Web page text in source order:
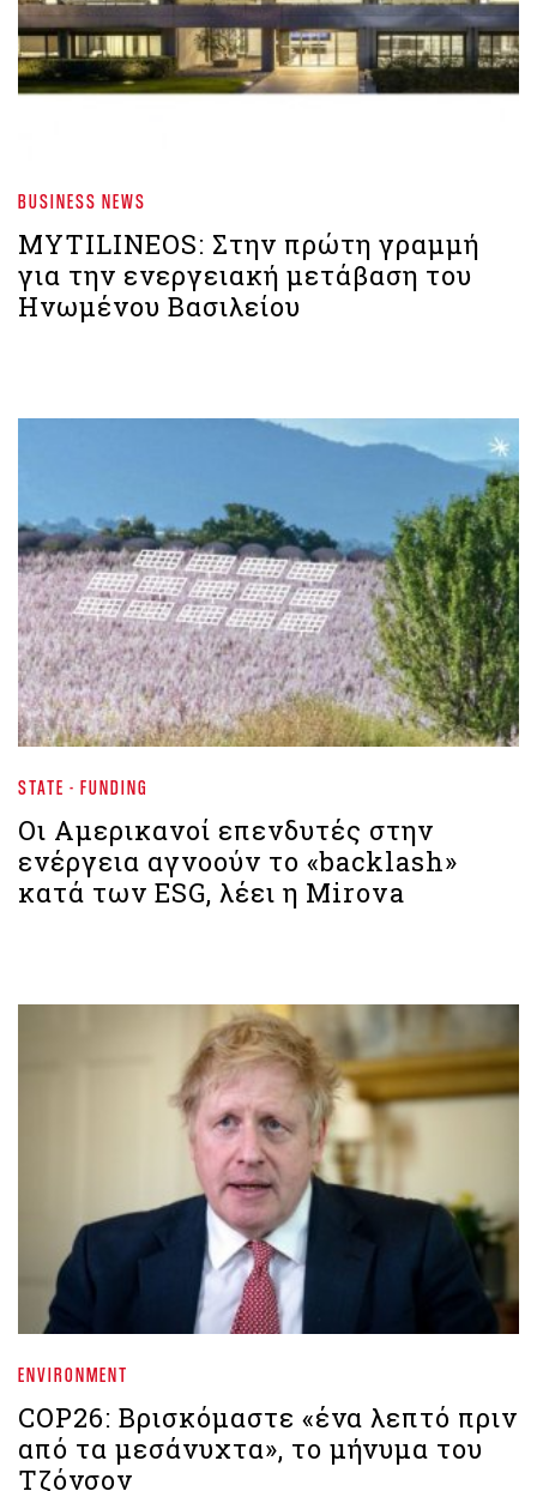
BUSINESS NEWS
MYTILINEOS: Στην πρώτη γραμμή
για την ενεργειακή μετάβαση του
Ηνωμένου Βασιλείου
STATE - FUNDING
Οι Αμερικανοί επενδυτές στην
ενέργεια αγνοούν το «backlash»
κατά των ESG, λέει η Mirova
ENVIRONMENT
COP26: Βρισκόμαστε «ένα λεπτό πριν
από τα μεσάνυχτα», το μήνυμα του
Τζόνσον